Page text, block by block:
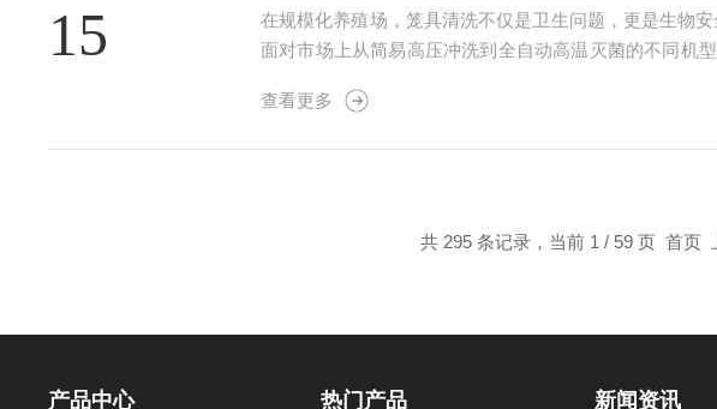
15
在规模化养殖场，笼具清洗不仅是卫生问题，更是生物
面对市场上从简易高压冲洗到全自动高温灭菌的不同机
寸）：必须根据你场常用笼具的尺寸来匹配。若设...
查看更多
共 295 条记录，当前 1 / 59 页 首页
产品中心 热门产品 新闻资讯